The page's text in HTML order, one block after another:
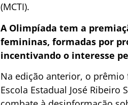
(MCTI).
A Olimpíada tem a
femininas, formadas por
incentivando o interesse
Na edição anterior, o prêmio
Escola Estadual José